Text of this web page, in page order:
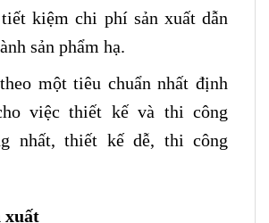
kiệm chi phí sản xuất dẫn
sản phẩm hạ.
một tiêu chuẩn nhất định
việc thiết kế và thi công
nhất, thiết kế dễ, thi công
xuất